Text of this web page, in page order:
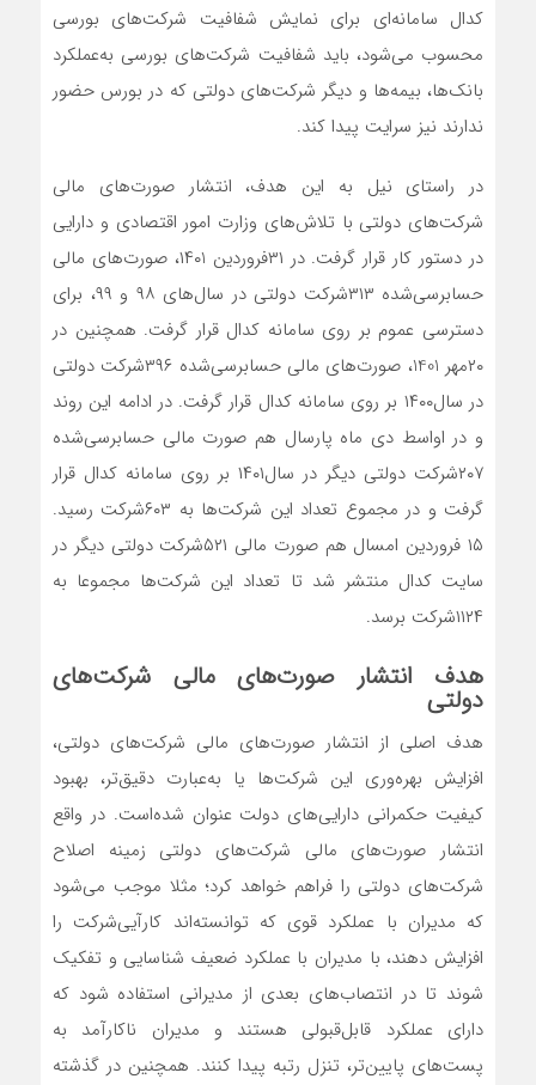
کدال سامانه‌‌‌‌‌ای برای نمایش شفافیت شرکت‌های بورسی
محسوب می‌شود، باید شفافیت شرکت‌های بورسی به‌عملکرد
بانک‌ها، بیمه‌‌‌‌‌ها و دیگر شرکت‌های دولتی که در بورس حضور
ندارند نیز سرایت پیدا کند.
در راستای نیل به این هدف، انتشار صورت‌های مالی
شرکت‌های دولتی با تلاش‌های وزارت امور اقتصادی و دارایی
در دستور کار قرار گرفت. در ۳۱فروردین ۱۴۰1، صورت‌های مالی
حسابرسی‌‌‌‌‌شده ۳۱۳شرکت دولتی در سال‌های ۹۸ و ۹۹، برای
دسترسی عموم بر روی سامانه کدال قرار گرفت. همچنین در
۲۰مهر 1401، صورت‌های مالی حسابرسی‌‌‌‌‌شده ۳۹۶‌شرکت دولتی
در سال‌۱۴۰۰ بر روی سامانه کدال قرار گرفت. در ادامه این روند
و در اواسط دی ماه پارسال هم صورت مالی حسابرسی‌شده
۲۰۷‌شرکت دولتی دیگر در سال‌۱۴۰۱ بر روی سامانه کدال قرار
گرفت و در مجموع تعداد این شرکت‌ها به ۶۰۳‌شرکت رسید.
۱۵ فروردین امسال هم صورت مالی ۵۲۱شرکت دولتی دیگر در
سایت کدال منتشر شد تا تعداد این شرکت‌ها مجموعا به
۱۱۲۴‌شرکت برسد.
هدف انتشار صورت‌های مالی شرکت‌های
دولتی
هدف اصلی از انتشار صورت‌های مالی شرکت‌های دولتی،
افزایش بهره‌‌‌‌‌وری این شرکت‌ها یا به‌عبارت دقیق‌تر، بهبود
کیفیت حکمرانی دارایی‌های دولت عنوان‌ شده‌است. در واقع
انتشار صورت‌های مالی شرکت‌های دولتی زمینه اصلاح
شرکت‌های دولتی را فراهم خواهد کرد؛ مثلا موجب می‌شود
که مدیران با عملکرد قوی که توانسته‌‌‌‌‌اند کارآیی‌شرکت را
افزایش دهند، با مدیران با عملکرد ضعیف شناسایی و تفکیک
شوند تا در انتصاب‌‌‌‌‌های بعدی از مدیرانی استفاده شود که
دارای عملکرد قابل‌قبولی هستند و مدیران ناکارآمد به
پست‌‌‌‌‌های پایین‌تر، تنزل رتبه پیدا کنند. همچنین در گذشته